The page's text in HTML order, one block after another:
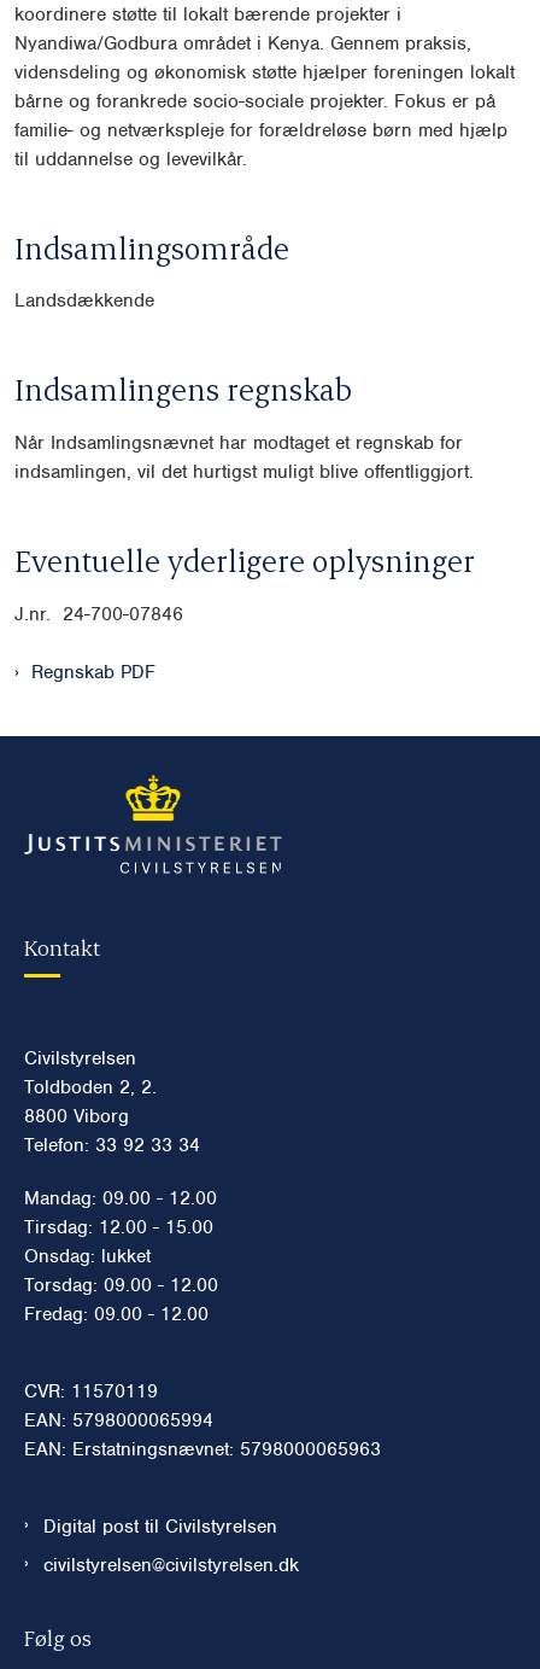
koordinere støtte til lokalt bærende projekter i
Nyandiwa/Godbura området i Kenya. Gennem praksis,
vidensdeling og økonomisk støtte hjælper foreningen lokalt
bårne og forankrede socio-sociale projekter. Fokus er på
familie- og netværkspleje for forældreløse børn med hjælp
til uddannelse og levevilkår.
Indsamlingsområde
Landsdækkende
Indsamlingens regnskab
Når Indsamlingsnævnet har modtaget et regnskab for
indsamlingen, vil det hurtigst muligt blive offentliggjort.
Eventuelle yderligere oplysninger
J.nr. 24-700-07846
Regnskab PDF
Kontakt
Civilstyrelsen
Toldboden 2, 2.
8800 Viborg
Telefon: 33 92 33 34
Mandag: 09.00 - 12.00
Tirsdag: 12.00 - 15.00
Onsdag: lukket
Torsdag: 09.00 - 12.00
Fredag: 09.00 - 12.00
CVR: 11570119
EAN: 5798000065994
EAN: Erstatningsnævnet: 5798000065963
Digital post til Civilstyrelsen
civilstyrelsen@civilstyrelsen.dk
Følg os